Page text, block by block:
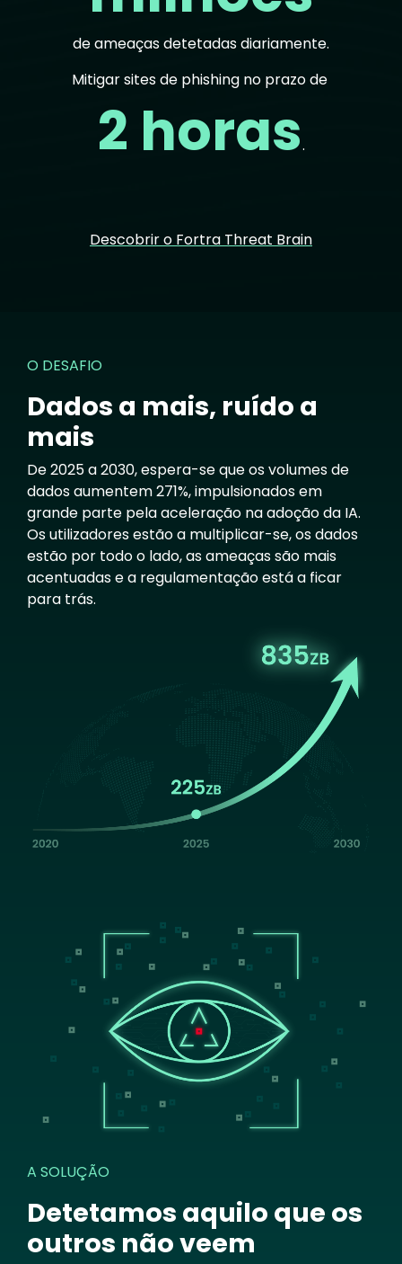
de ameaças detetadas diariamente.
Mitigar sites de phishing no prazo de
2 horas.
Descobrir o Fortra Threat Brain
O DESAFIO
Dados a mais, ruído a
mais
De 2025 a 2030, espera-se que os volumes de
dados aumentem 271%, impulsionados em
grande parte pela aceleração na adoção da IA.
Os utilizadores estão a multiplicar-se, os dados
estão por todo o lado, as ameaças são mais
acentuadas e a regulamentação está a ficar
para trás.
A SOLUÇÃO
Detetamos aquilo que os
outros não veem